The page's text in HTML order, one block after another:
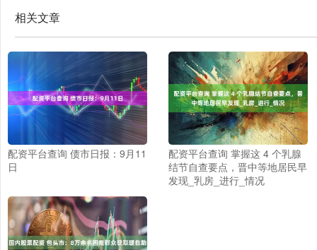
相关文章
配资平台查询 债市日报：9月11
日
配资平台查询 掌握这 4 个乳腺
结节自查要点，晋中等地居民早
发现_乳房_进行_情况